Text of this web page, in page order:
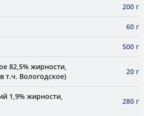
200 г
60 г
500 г
82,5% жирности,
т.ч. Вологодское)
20 г
1,9% жирности,
280 г